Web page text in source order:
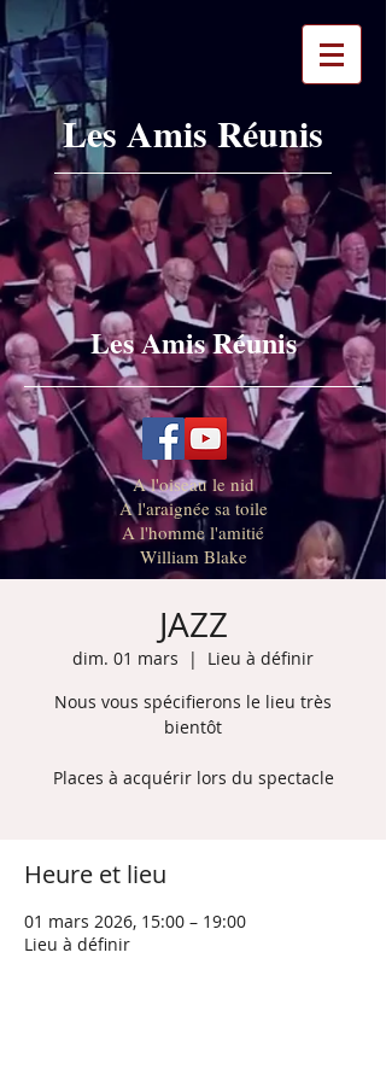
Les Amis Réunis
Les Amis Réunis
A l'oiseau le nid
A l'araignée sa toile
A l'homme l'amitié
William Blake
JAZZ
dim. 01 mars
  |
Lieu à définir
Nous vous spécifierons le lieu très
bientôt
Places à acquérir lors du spectacle
Heure et lieu
01 mars 2026, 15:00 – 19:00
Lieu à définir